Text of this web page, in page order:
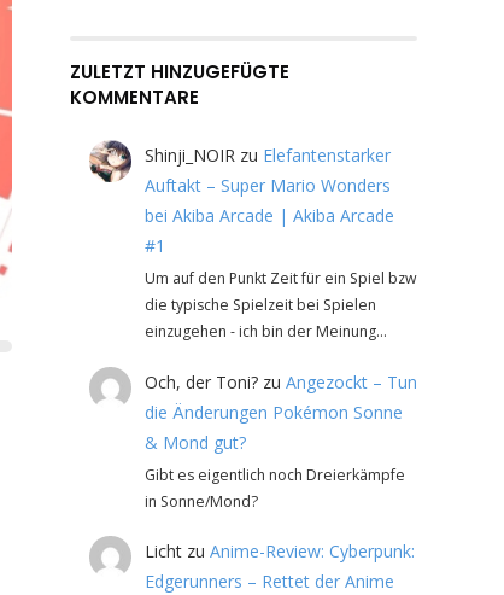
ZULETZT HINZUGEFÜGTE
KOMMENTARE
Shinji_NOIRzu Elefantenstarker
Auftakt – Super Mario Wonders
bei Akiba Arcade | Akiba Arcade
#1
Um auf den Punkt Zeit für ein Spiel bzw
die typische Spielzeit bei Spielen
einzugehen - ich bin der Meinung…
Och, der Toni?zu Angezockt – Tun
die Änderungen Pokémon Sonne
& Mond gut?
Gibt es eigentlich noch Dreierkämpfe
in Sonne/Mond?
Lichtzu Anime-Review: Cyberpunk:
Edgerunners – Rettet der Anime